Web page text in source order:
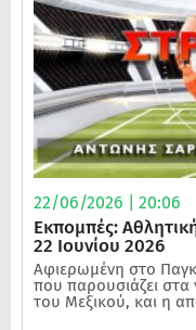
22/06/2026 | 20:06
Εκπομπές:
22 Ιουνίου 2026
Αφιερωμένη στο
που παρουσιάζει
του Μεξικού, και η